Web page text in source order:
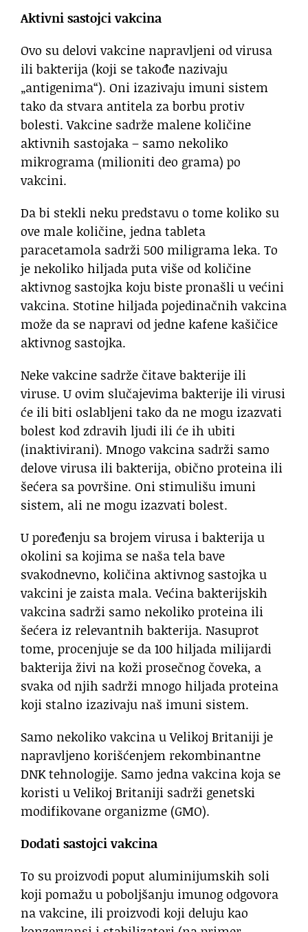
Aktivni sastojci vakcina
Ovo su delovi vakcine napravljeni od virusa
ili bakterija (koji se takođe nazivaju
„antigenima“). Oni izazivaju imuni sistem
tako da stvara antitela za borbu protiv
bolesti. Vakcine sadrže malene količine
aktivnih sastojaka – samo nekoliko
mikrograma (milioniti deo grama) po
vakcini.
Da bi stekli neku predstavu o tome koliko su
ove male količine, jedna tableta
paracetamola sadrži 500 miligrama leka. To
je nekoliko hiljada puta više od količine
aktivnog sastojka koju biste pronašli u većini
vakcina. Stotine hiljada pojedinačnih vakcina
može da se napravi od jedne kafene kašičice
aktivnog sastojka.
Neke vakcine sadrže čitave bakterije ili
viruse. U ovim slučajevima bakterije ili virusi
će ili biti oslabljeni tako da ne mogu izazvati
bolest kod zdravih ljudi ili će ih ubiti
(inaktivirani). Mnogo vakcina sadrži samo
delove virusa ili bakterija, obično proteina ili
šećera sa površine. Oni stimulišu imuni
sistem, ali ne mogu izazvati bolest.
U poređenju sa brojem virusa i bakterija u
okolini sa kojima se naša tela bave
svakodnevno, količina aktivnog sastojka u
vakcini je zaista mala. Većina bakterijskih
vakcina sadrži samo nekoliko proteina ili
šećera iz relevantnih bakterija. Nasuprot
tome, procenjuje se da 100 hiljada milijardi
bakterija živi na koži prosečnog čoveka, a
svaka od njih sadrži mnogo hiljada proteina
koji stalno izazivaju naš imuni sistem.
Samo nekoliko vakcina u Velikoj Britaniji je
napravljeno korišćenjem rekombinantne
DNK tehnologije. Samo jedna vakcina koja se
koristi u Velikoj Britaniji sadrži genetski
modifikovane organizme (GMO).
Dodati sastojci vakcina
To su proizvodi poput aluminijumskih soli
koji pomažu u poboljšanju imunog odgovora
na vakcine, ili proizvodi koji deluju kao